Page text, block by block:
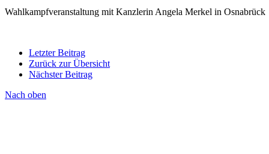
Wahlkampfveranstaltung mit Kanzlerin Angela Merkel in Osnabrück
Letzter Beitrag
Zurück zur Übersicht
Nächster Beitrag
Nach oben